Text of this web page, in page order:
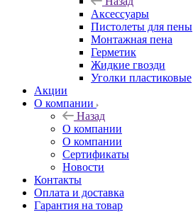
Аксессуары
Пистолеты для пены
Монтажная пена
Герметик
Жидкие гвозди
Уголки пластиковые
Акции
О компании
Назад
О компании
О компании
Сертификаты
Новости
Контакты
Оплата и доставка
Гарантия на товар